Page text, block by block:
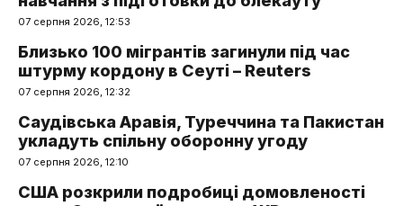
07 серпня 2026, 12:53
Близько 100 мігрантів загинули під час
штурму кордону в Сеуті – Reuters
07 серпня 2026, 12:32
Саудівська Аравія, Туреччина та Пакистан
укладуть спільну оборонну угоду
07 серпня 2026, 12:10
США розкрили подробиці домовленості